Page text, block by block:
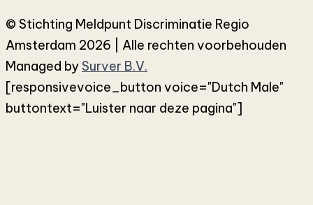
© Stichting Meldpunt Discriminatie Regio
Amsterdam 2026 | Alle rechten voorbehouden
Managed bySurver B.V.
[responsivevoice_button voice="Dutch Male"
buttontext="Luister naar deze pagina"]